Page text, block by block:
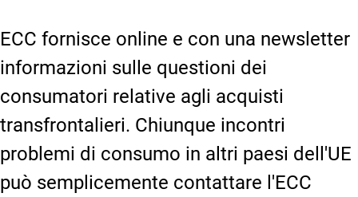
ECC fornisce online e con una newsletter
informazioni sulle questioni dei
consumatori relative agli acquisti
transfrontalieri. Chiunque incontri
problemi di consumo in altri paesi dell'UE
può semplicemente contattare l'ECC